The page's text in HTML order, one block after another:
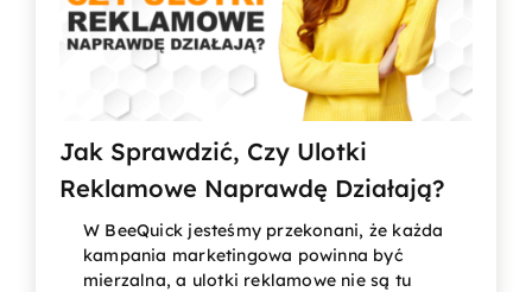
Jak Sprawdzić, Czy Ulotki
Reklamowe Naprawdę Działają?
W BeeQuick jesteśmy przekonani, że każda
kampania marketingowa powinna być
mierzalna, a ulotki reklamowe nie są tu